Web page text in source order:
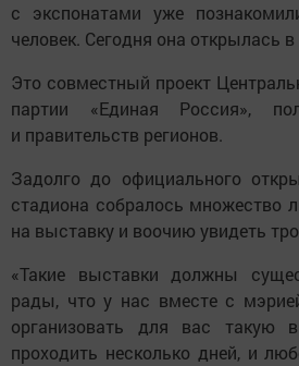
с экспонатами уже
человек. Сегодня она открылась
Это совместный проект
партии «Единая Россия»,
и правительств регионов.
Задолго до официального
стадиона собралось множество
на выставку и воочию увидеть
«Такие выставки должны
рады, что у нас вместе с
организовать для вас такую
проходить несколько дней, и